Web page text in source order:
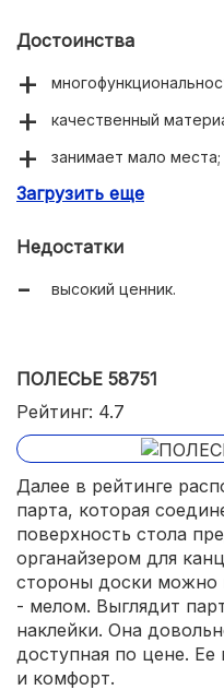
Достоинства
качественный
занимает мало места;
оптимальный комплект.
Загрузить еще
Недостатки
высокий ценник.
ПОЛЕСЬЕ 58751
Рейтинг: 4.7
Далее в рейтинге
парта, которая
поверхность стола
органайзером для
стороны доски можно
- мелом. Выглядит
наклейки. Она
доступная по цене.
и комфорт.